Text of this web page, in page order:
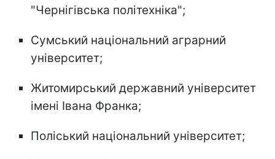
"Чернігівська політехніка";
Сумський національний аграрний
університет;
Житомирський державний університет
імені Івана Франка;
Поліський національний університет;